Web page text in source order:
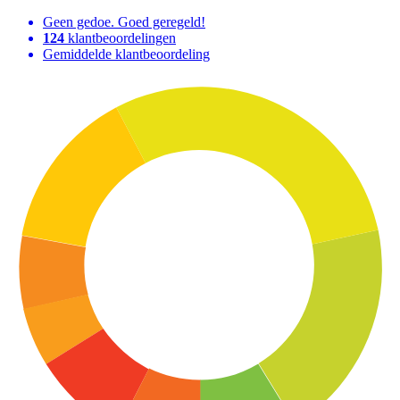
Geen gedoe. Goed geregeld!
124 klantbeoordelingen
Gemiddelde klantbeoordeling